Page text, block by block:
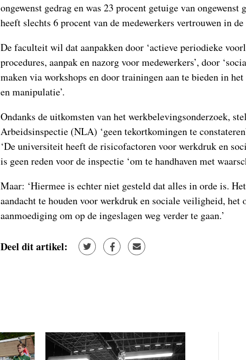
ongewenst gedrag en was 23 procent getuige van
heeft slechts 6 procent van de medewerkers vertrouwen in
De faculteit wil dat aanpakken door ‘actieve periodieke
procedures, aanpak en nazorg voor medewerkers’, door
maken via workshops en door trainingen aan te bieden in
en manipulatie’.
Ondanks de uitkomsten van het werkbelevingsonderzoek,
Arbeidsinspectie (NLA) ‘geen tekortkomingen te
‘De universiteit heeft de risicofactoren voor werkdruk en
is geen reden voor de inspectie ‘om te handhaven met
Maar: ‘Hiermee is echter niet gesteld dat alles in orde is.
aandacht te houden voor werkdruk en sociale veiligheid,
aanmoediging om op de ingeslagen weg verder te gaan.’
Deel dit artikel: